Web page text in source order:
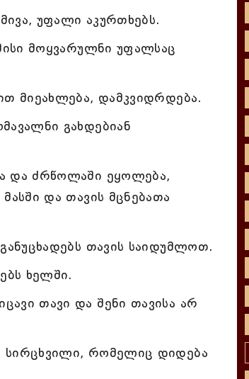
უფალი აკურთხებს.
მოყვარულნი უფალსაც
მიეახლება, დამკვიდრდება.
გახდებიან
და ძრწოლაში ეყოლება,
და თავის მცნებათა
თავის საიდუმლოთ.
ხელში.
თავი და შენი თავისა არ
სირცხვილი, რომელიც დიდება